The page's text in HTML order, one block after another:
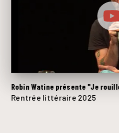
Robin Watine présente "Je
Rentrée littéraire 2025